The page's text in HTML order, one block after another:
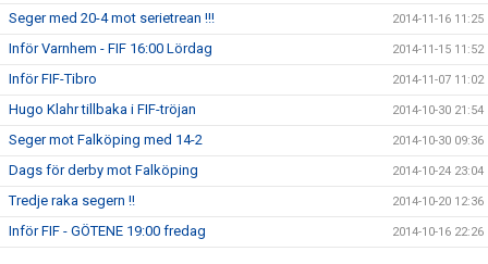
Seger med 20-4 mot serietrean !!! 2014-11-16 11:25
Inför Varnhem - FIF 16:00 Lördag 2014-11-15 11:52
Inför FIF-Tibro 2014-11-07 11:02
Hugo Klahr tillbaka i FIF-tröjan 2014-10-30 21:54
Seger mot Falköping med 14-2 2014-10-30 09:36
Dags för derby mot Falköping 2014-10-24 23:04
Tredje raka segern !! 2014-10-20 12:36
Inför FIF - GÖTENE 19:00 fredag 2014-10-16 22:26